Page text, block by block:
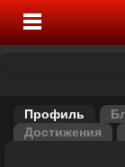
Профиль
Достижения